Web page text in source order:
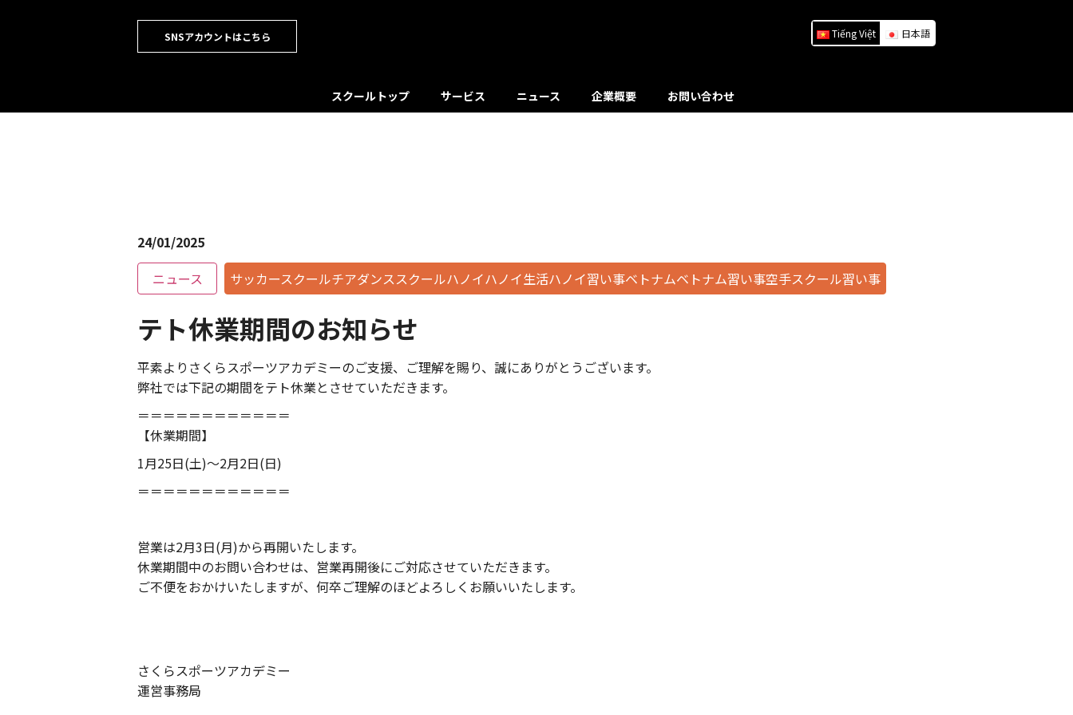
SNSアカウントはこちら Tiếng Việt 日本語
スクールトップ サービス ニュース 企業概要 お問い合わせ
24/01/2025
ニュース
サッカースクールチアダンススクールハノイハノイ生活ハノイ習い事ベトナムベトナム習い事空手スクール習い事
テト休業期間のお知らせ
平素よりさくらスポーツアカデミーのご支援、ご理解を賜り、誠にありがとうございます。
弊社では下記の期間をテト休業とさせていただきます。
＝＝＝＝＝＝＝＝＝＝＝＝
【休業期間】
1月25日(土)～2月2日(日)
＝＝＝＝＝＝＝＝＝＝＝＝
営業は2月3日(月)から再開いたします。
休業期間中のお問い合わせは、営業再開後にご対応させていただきます。
ご不便をおかけいたしますが、何卒ご理解のほどよろしくお願いいたします。
さくらスポーツアカデミー
運営事務局